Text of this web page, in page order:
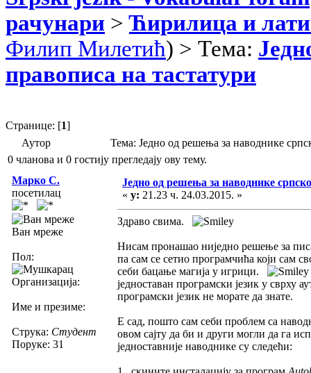
рачунари >Ћирилица и
Филип Милетић) > Тема:
правописа на тастатури
Странице: [1]
Аутор
Тема: Једно од решења за наводнике
0 чланова и 0 гостију прегледају ову тему.
Марко С.
посетилац
Ван мреже
Пол:
Организација:
Име и презиме:
Струка: Студент
Поруке: 31
Једно од решења за наводнике
« у: 21.23 ч. 24.03.2015. »
Здраво свима.
Нисам пронашао ниједно решење за
па сам се сетио програмчића који сам
себи бацање магија у игрици.
једноставан програмски језик у сврху
програмски језик не морате да знате.
Е сад, пошто сам себи проблем са
овом сајту да би и други могли да га
једноставније наводнике су следећи: